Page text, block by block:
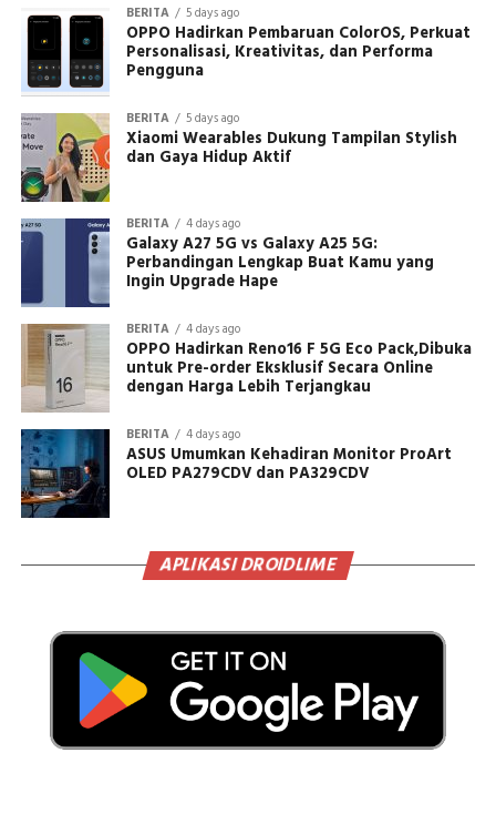
BERITA 5 days ago
OPPO Hadirkan Pembaruan ColorOS, Perkuat
Personalisasi, Kreativitas, dan Performa
Pengguna
BERITA 5 days ago
Xiaomi Wearables Dukung Tampilan Stylish
dan Gaya Hidup Aktif
BERITA 4 days ago
Galaxy A27 5G vs Galaxy A25 5G:
Perbandingan Lengkap Buat Kamu yang
Ingin Upgrade Hape
BERITA 4 days ago
OPPO Hadirkan Reno16 F 5G Eco Pack,Dibuka
untuk Pre-order Eksklusif Secara Online
dengan Harga Lebih Terjangkau
BERITA 4 days ago
ASUS Umumkan Kehadiran Monitor ProArt
OLED PA279CDV dan PA329CDV
APLIKASI DROIDLIME